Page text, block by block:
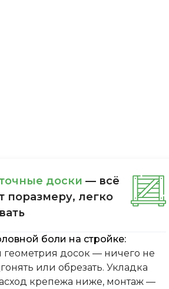
доски — всё
поразмеру, легкo
боли на стройке:
геометрия досок — ничего не
или обрезать. Укладка
крепежа ниже, монтаж —